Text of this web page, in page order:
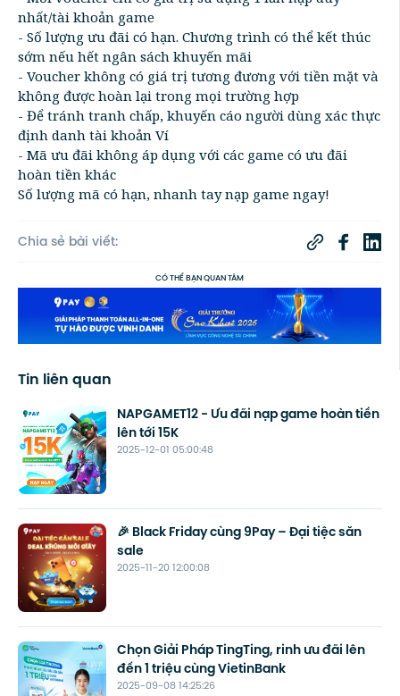
nhất/tài khoản game
- Số lượng ưu đãi có hạn. Chương trình có thể kết thúc
sớm nếu hết ngân sách khuyến mãi
- Voucher không có giá trị tương đương với tiền mặt và
không được hoàn lại trong mọi trường hợp
- Để tránh tranh chấp, khuyến cáo người dùng xác thực
định danh tài khoản Ví
- Mã ưu đãi không áp dụng với các game có ưu đãi
hoàn tiền khác
Số lượng mã có hạn, nhanh tay nạp game ngay!
Chia sẻ bài viết:
CÓ THỂ BẠN QUAN TÂM
Tin liên quan
2025-12-01 05:00:48
NAPGAMET12 - Ưu đãi nạp game hoàn tiền
lên tới 15K
2025-11-20 12:00:08
🎉 Black Friday cùng 9Pay – Đại tiệc săn
sale
2025-09-08 14:25:26
Chọn Giải Pháp TingTing, rinh ưu đãi lên
đến 1 triệu cùng VietinBank